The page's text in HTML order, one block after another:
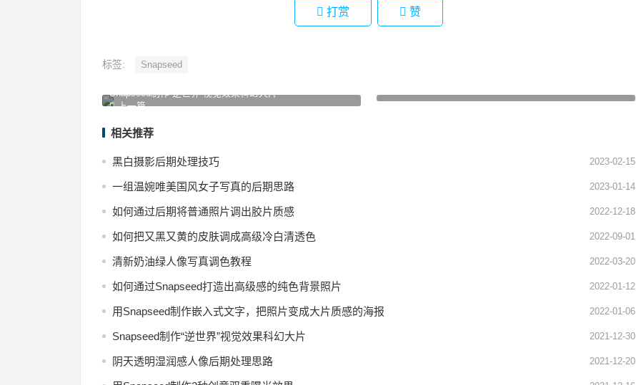
打赏 赞
标签: Snapseed
上一篇
Snapseed制作“逆世界”视觉效果科幻大片
相关推荐
黑白摄影后期处理技巧 2023-02-15
一组温婉唯美国风女子写真的后期思路 2023-01-14
如何通过后期将普通照片调出胶片质感 2022-12-18
如何把又黑又黄的皮肤调成高级冷白清透色 2022-09-01
清新奶油绿人像写真调色教程 2022-03-20
如何通过Snapseed打造出高级感的纯色背景照片 2022-01-12
用Snapseed制作嵌入式文字，把照片变成大片质感的海报 2022-01-06
Snapseed制作“逆世界”视觉效果科幻大片 2021-12-30
阴天透明湿润感人像后期处理思路 2021-12-20